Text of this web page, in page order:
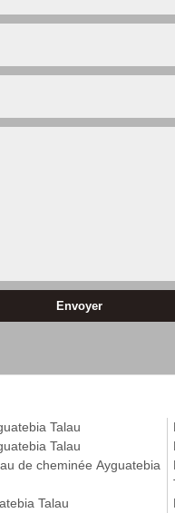
Talau
Talau
de cheminée Ayguatebia
Talau